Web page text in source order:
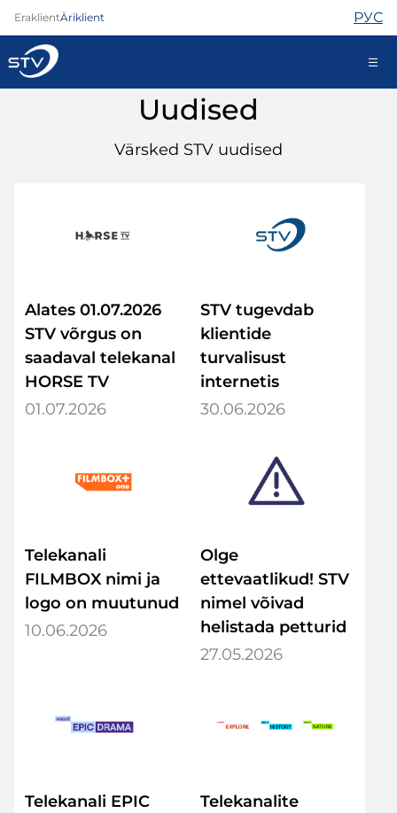
EraklientÄriklient РУС
kontakt@stv.ee
Iseteenindus
Abi
Pood
Kontaktid
Uudised
Uudised
Värsked STV uudised
Alates 01.07.2026
STV võrgus on
saadaval telekanal
HORSE TV
01.07.2026
STV tugevdab
klientide
turvalisust
internetis
30.06.2026
Telekanali
FILMBOX nimi ja
logo on muutunud
10.06.2026
Olge
ettevaatlikud! STV
nimel võivad
helistada petturid
27.05.2026
Telekanali EPIC
Telekanalite